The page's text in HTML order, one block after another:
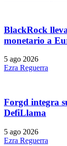
BlackRock
monetario a
5 ago 2026
Ezra Reguerra
Forgd integra
DefiLlama
5 ago 2026
Ezra Reguerra